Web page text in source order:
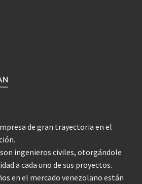
de gran trayectoria en el
ingenieros civiles, otorgándole
a cada uno de sus proyectos.
en el mercado venezolano están